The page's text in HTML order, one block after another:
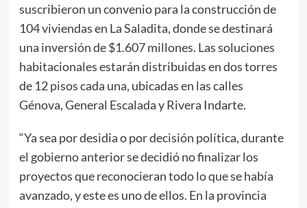
suscribieron un convenio para la construcción de
104 viviendas en La Saladita, donde se destinará
una inversión de $1.607 millones. Las soluciones
habitacionales estarán distribuidas en dos torres
de 12 pisos cada una, ubicadas en las calles
Génova, General Escalada y Rivera Indarte.
“Ya sea por desidia o por decisión política, durante
el gobierno anterior se decidió no finalizar los
proyectos que reconocieran todo lo que se había
avanzado, y este es uno de ellos. En la provincia